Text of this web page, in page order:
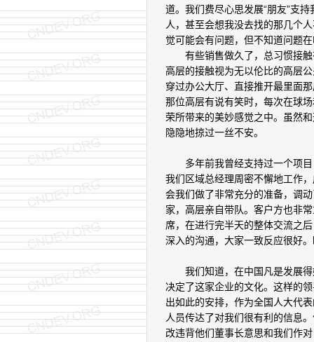
道。我们费尽心思发展“朋友”支
人，甚至会想我没去找的那几个
觉可能会有问题，但不知道问题
有些销售做久了，总习惯接触
高层的接触视为无以伦比的高层
穿过办公大厅、直接推开最里面
那位高层有说有笑时，每次在球
荣所带来的美妙感觉之中。虽然
隐隐地掠过一丝不安。
多年前我曾经支持过一个项目
我们区域总经理周密不懈地工作
会我们做了非常充分的准备，调
家，高层亲自带队。客户方也非
席，在进行完半天的整体交流之
深入的沟通，大家一致反应很好
我们知道，在中国凡是发展得
决定了这家企业的文化。这样的
出如此的安排，作为全国人大代
人员传达了对我们很有利的信息
改违背他们董事长意思和我们作